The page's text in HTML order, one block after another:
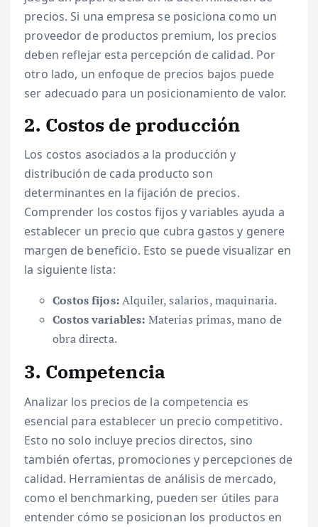
precios. Si una empresa se posiciona como un
proveedor de productos premium, los precios
deben reflejar esta percepción de calidad. Por
otro lado, un enfoque de precios bajos puede
ser adecuado para un posicionamiento de valor.
2. Costos de producción
Los costos asociados a la producción y
distribución de cada producto son
determinantes en la fijación de precios.
Comprender los costos fijos y variables ayuda a
establecer un precio que cubra gastos y genere
margen de beneficio. Esto se puede visualizar en
la siguiente lista:
Costos fijos:Alquiler, salarios, maquinaria.
Costos variables: Materias primas, mano de
obra directa.
3. Competencia
Analizar los precios de la competencia es
esencial para establecer un precio competitivo.
Esto no solo incluye precios directos, sino
también ofertas, promociones y percepciones de
calidad. Herramientas de análisis de mercado,
como el benchmarking, pueden ser útiles para
entender cómo se posicionan los productos en